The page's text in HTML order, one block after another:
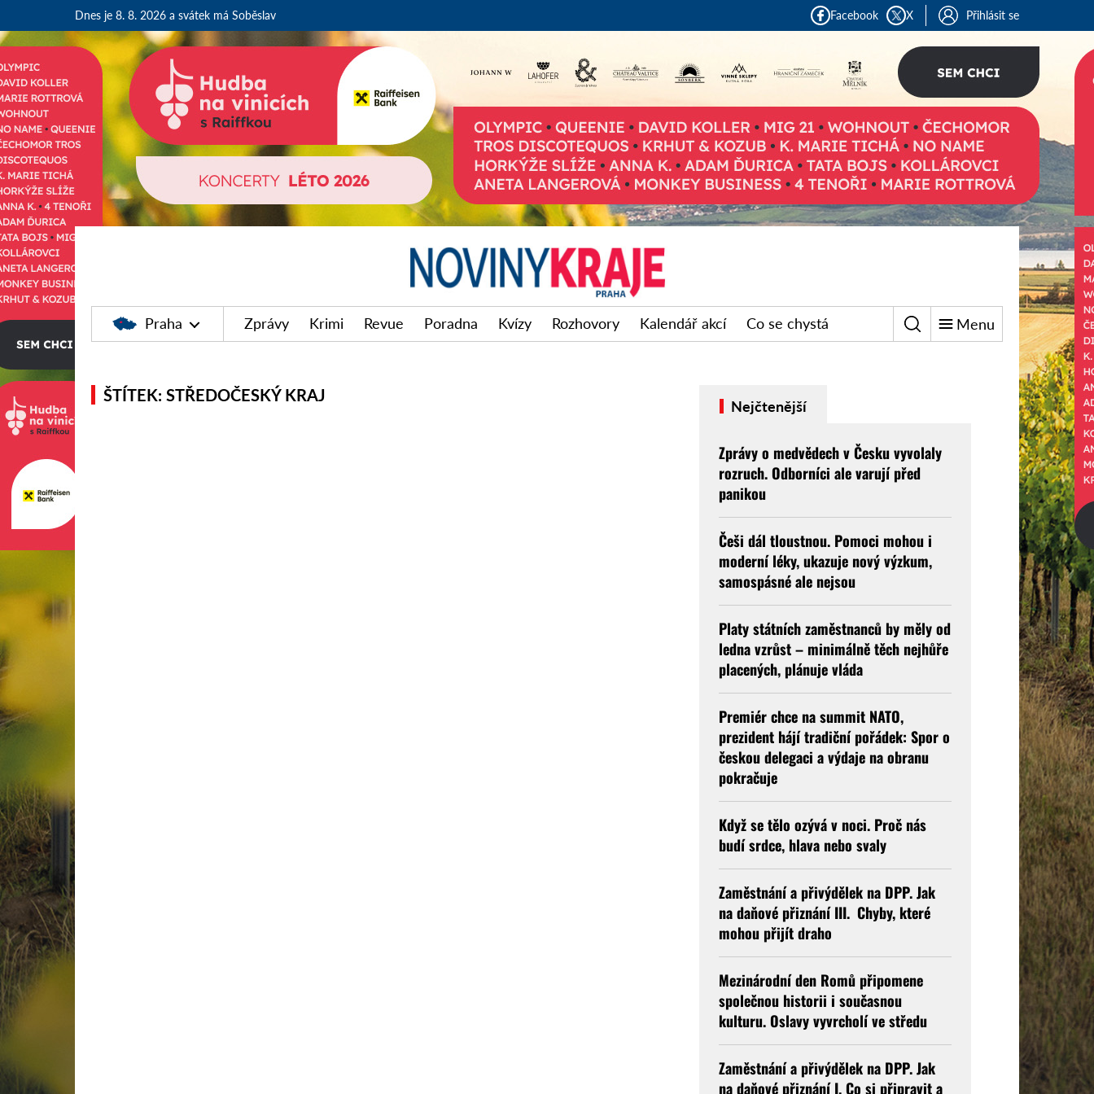
Dnes je 8. 8. 2026 a svátek má Soběslav Facebook X Přihlásit se
Praha Zprávy Krimi Revue Poradna Kvízy Rozhovory Kalendář akcí Co se chystá Menu
ŠTÍTEK: STŘEDOČESKÝ KRAJ
Nejčtenější
Zprávy o medvědech v Česku vyvolaly
rozruch. Odborníci ale varují před
panikou
Češi dál tloustnou. Pomoci mohou i
moderní léky, ukazuje nový výzkum,
samospásné ale nejsou
Platy státních zaměstnanců by měly od
ledna vzrůst – minimálně těch nejhůře
placených, plánuje vláda
Premiér chce na summit NATO,
prezident hájí tradiční pořádek: Spor o
českou delegaci a výdaje na obranu
pokračuje
Když se tělo ozývá v noci. Proč nás
budí srdce, hlava nebo svaly
Zaměstnání a přivýdělek na DPP. Jak
na daňové přiznání III. Chyby, které
mohou přijít draho
Mezinárodní den Romů připomene
společnou historii i současnou
kulturu. Oslavy vyvrcholí ve středu
Zaměstnání a přivýdělek na DPP. Jak
na daňové přiznání I. Co si připravit a